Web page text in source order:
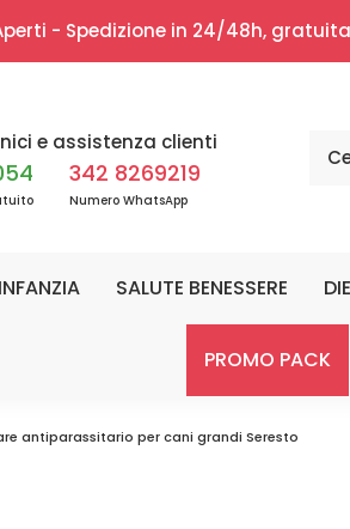
- Spedizione in 24/48h,
e assistenza clienti
342 8269219
Numero WhatsApp
SALUTE BENESSERE
PROMO PACK
antiparassitario per cani grandi Seresto